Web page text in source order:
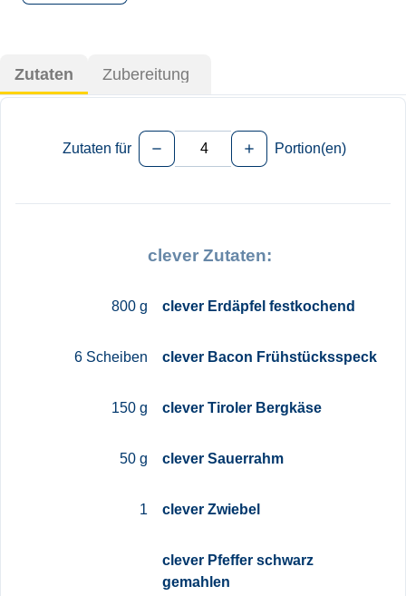
Zutaten Zubereitung
Zutaten für remove add Portion(en)
clever Zutaten:
800 g clever Erdäpfel festkochend
6 Scheiben clever Bacon Frühstücksspeck
150 g clever Tiroler Bergkäse
50 g clever Sauerrahm
1 clever Zwiebel
clever Pfeffer schwarz
gemahlen